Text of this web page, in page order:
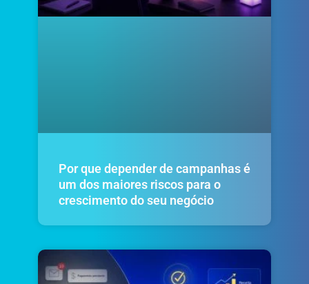
Por que depender de campanhas é
um dos maiores riscos para o
crescimento do seu negócio